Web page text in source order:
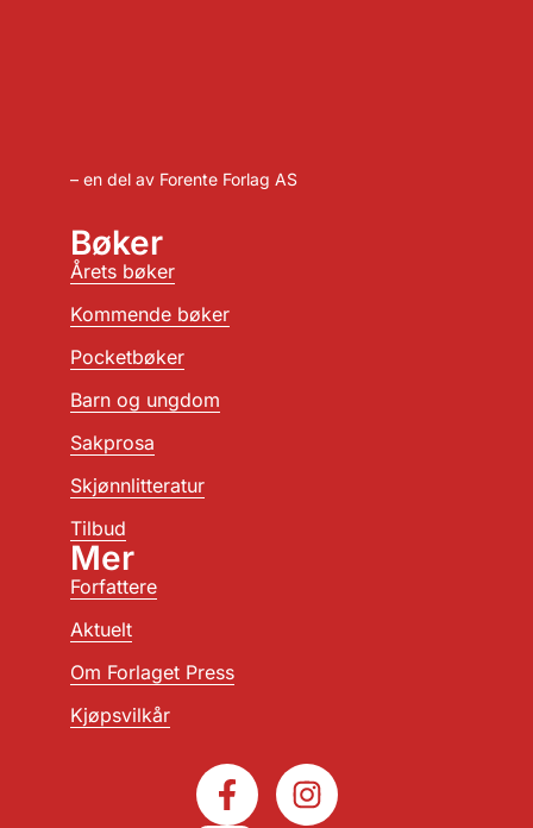
– en del av Forente Forlag AS
Bøker
Årets bøker
Kommende bøker
Pocketbøker
Barn og ungdom
Sakprosa
Skjønnlitteratur
Tilbud
Mer
Forfattere
Aktuelt
Om Forlaget Press
Kjøpsvilkår